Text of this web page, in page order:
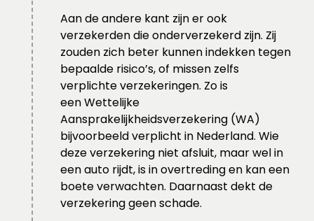
Aan de andere kant zijn er ook
verzekerden die onderverzekerd zijn. Zij
zouden zich beter kunnen indekken tegen
bepaalde risico’s, of missen zelfs
verplichte verzekeringen. Zo is
een Wettelijke
Aansprakelijkheidsverzekering (WA)
bijvoorbeeld verplicht in Nederland. Wie
deze verzekering niet afsluit, maar wel in
een auto rijdt, is in overtreding en kan een
boete verwachten. Daarnaast dekt de
verzekering geen schade.